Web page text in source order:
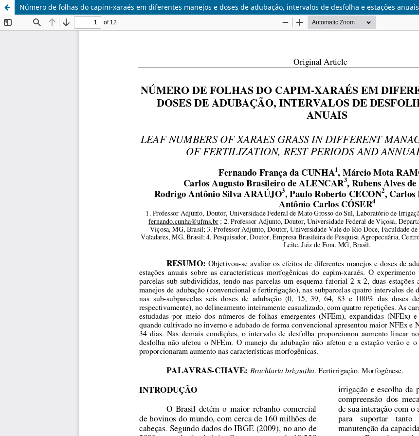
Número de folhas do capim-xaraés em diferentes manejos e doses de adubação, intervalos de desfolha e estações anuais